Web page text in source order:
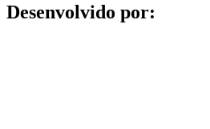
Desenvolvido por: